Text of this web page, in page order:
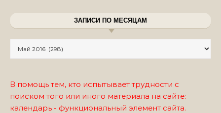
ЗАПИСИ ПО МЕСЯЦАМ
В помощь тем, кто испытывает трудности с
поиском того или иного материала на сайте:
календарь - функциональный элемент сайта.